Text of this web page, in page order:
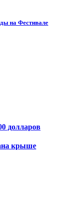
на Фестивале
долларов
крыше